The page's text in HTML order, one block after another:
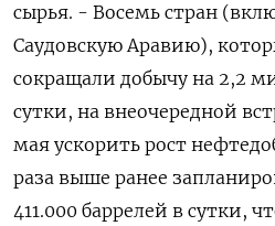
сырья. - Восемь стран
Саудовскую Аравию),
сокращали добычу на 2,2
сутки, на внеочередной
мая ускорить рост
раза выше ранее
411.000 баррелей в сутки,